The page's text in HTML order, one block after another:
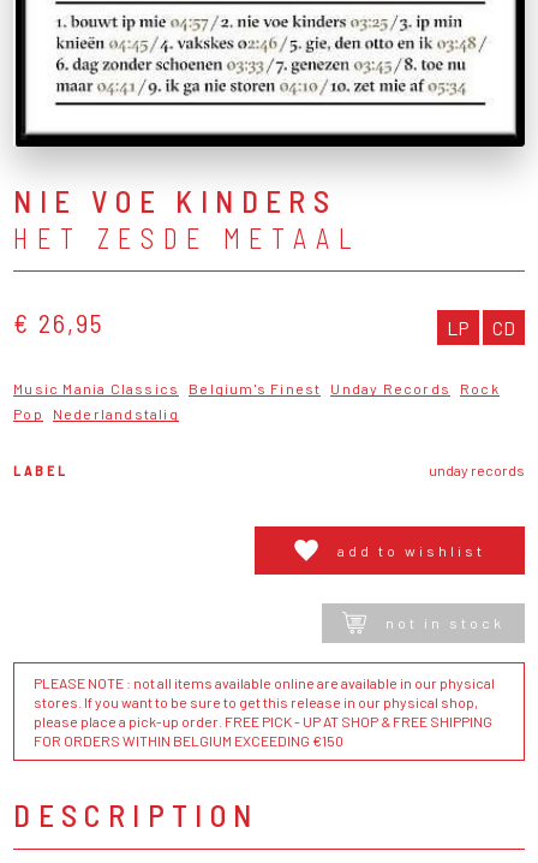
NIE VOE KINDERS
HET ZESDE METAAL
€ 26,95 LP CD
Music Mania Classics Belgium's Finest Unday Records
Rock
Pop
Nederlandstalig
LABEL unday records
add to wishlist
not in stock
PLEASE NOTE : not all items available online are available in our physical
stores. If you want to be sure to get this release in our physical shop,
please place a pick-up order. FREE PICK - UP AT SHOP & FREE SHIPPING
FOR ORDERS WITHIN BELGIUM EXCEEDING €150
DESCRIPTION